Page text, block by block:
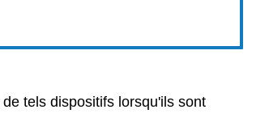
tels dispositifs lorsqu'ils sont